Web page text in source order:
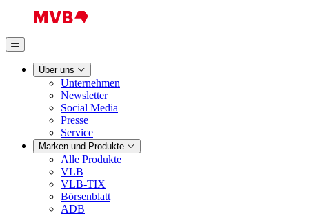
Über uns
Unternehmen
Newsletter
Social Media
Presse
Service
Marken und Produkte
Alle Produkte
VLB
VLB-TIX
Börsenblatt
ADB